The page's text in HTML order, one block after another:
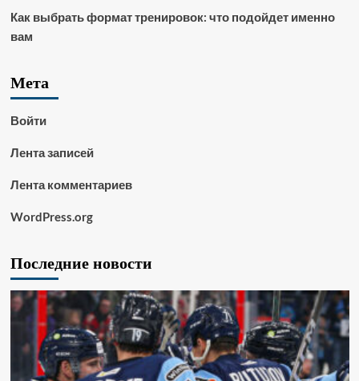
Как выбрать формат тренировок: что подойдет именно
вам
Мета
Войти
Лента записей
Лента комментариев
WordPress.org
Последние новости